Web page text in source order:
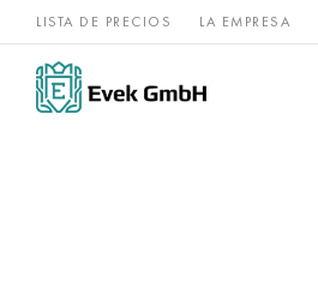
LISTA DE PRECIOS LA EMPRESA
Aleaciones de
níquel